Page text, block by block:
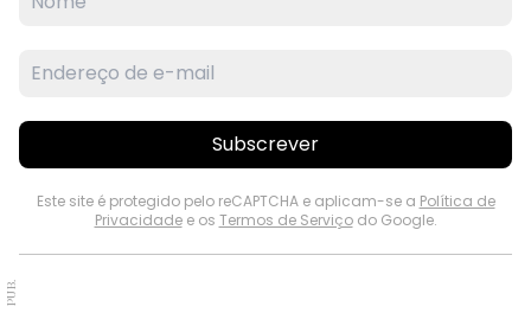
Subscrever
Este site é protegido pelo reCAPTCHA e aplicam-se a Política de
Privacidadee os Termos de Serviçodo Google.
PUB.